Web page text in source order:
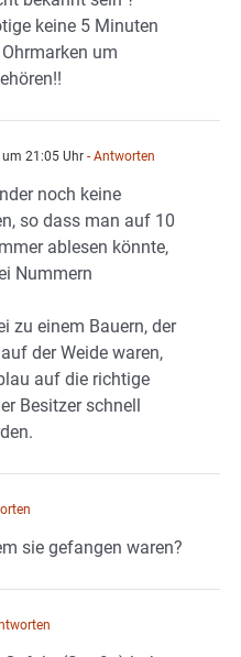
keine 5 Minuten
um
21:05 Uhr - Antworten
noch keine
so dass man auf 10
ablesen könnte,
Nummern
zu einem Bauern, der
der Weide waren,
auf die richtige
Besitzer schnell
sie gefangen waren?